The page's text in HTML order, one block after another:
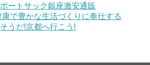
ートサック銀座激安通販
で豊かな生活づくりに奉仕する
うだ!京都へ行こう!